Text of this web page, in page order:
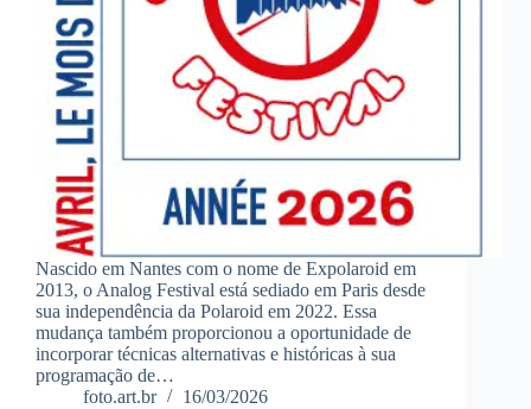
Nascido em Nantes com o nome de Expolaroid em
2013, o Analog Festival está sediado em Paris desde
sua independência da Polaroid em 2022. Essa
mudança também proporcionou a oportunidade de
incorporar técnicas alternativas e históricas à sua
programação de…
foto.art.br
16/03/2026